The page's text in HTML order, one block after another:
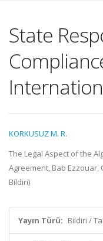
State
KORKUSUZ M. R.
The Legal Aspect of the
Agreement, Bab Ezzouar,
Bildiri)
Yayın Türü: Bildiri /